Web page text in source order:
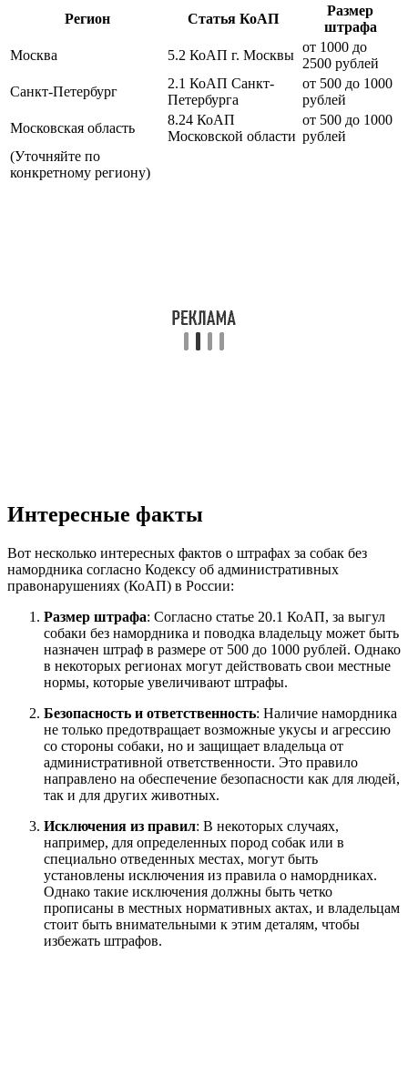
Регион Статья КоАП
Размер
штрафа
Москва
5.2 КоАП г. Москвы
от 1000 до
2500 рублей
Санкт-Петербург
2.1 КоАП Санкт-
Петербурга
от 500 до 1000
рублей
Московская область
8.24 КоАП
Московской области
от 500 до 1000
рублей
(Уточняйте по
конкретному региону)
Интересные факты
Вот несколько интересных фактов о штрафах за собак без
намордника согласно Кодексу об административных
правонарушениях (КоАП) в России:
Размер штрафа: Согласно статье 20.1 КоАП, за выгул
собаки без намордника и поводка владельцу может быть
назначен штраф в размере от 500 до 1000 рублей. Однако
в некоторых регионах могут действовать свои местные
нормы, которые увеличивают штрафы.
Безопасность и ответственность: Наличие намордника
не только предотвращает возможные укусы и агрессию
со стороны собаки, но и защищает владельца от
административной ответственности. Это правило
направлено на обеспечение безопасности как для людей,
так и для других животных.
Исключения из правил: В некоторых случаях,
например, для определенных пород собак или в
специально отведенных местах, могут быть
установлены исключения из правила о намордниках.
Однако такие исключения должны быть четко
прописаны в местных нормативных актах, и владельцам
стоит быть внимательными к этим деталям, чтобы
избежать штрафов.